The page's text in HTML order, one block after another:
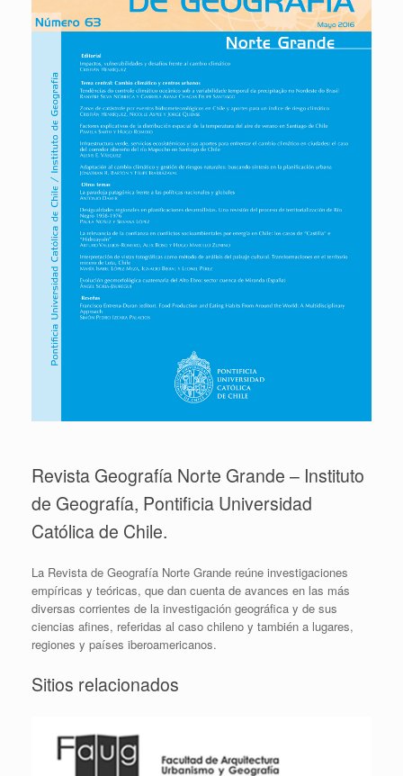
Revista Geografía Norte Grande – Instituto
de Geografía, Pontificia Universidad
Católica de Chile.
La Revista de Geografía Norte Grande reúne investigaciones
empíricas y teóricas, que dan cuenta de avances en las más
diversas corrientes de la investigación geográfica y de sus
ciencias afines, referidas al caso chileno y también a lugares,
regiones y países iberoamericanos.
Sitios relacionados